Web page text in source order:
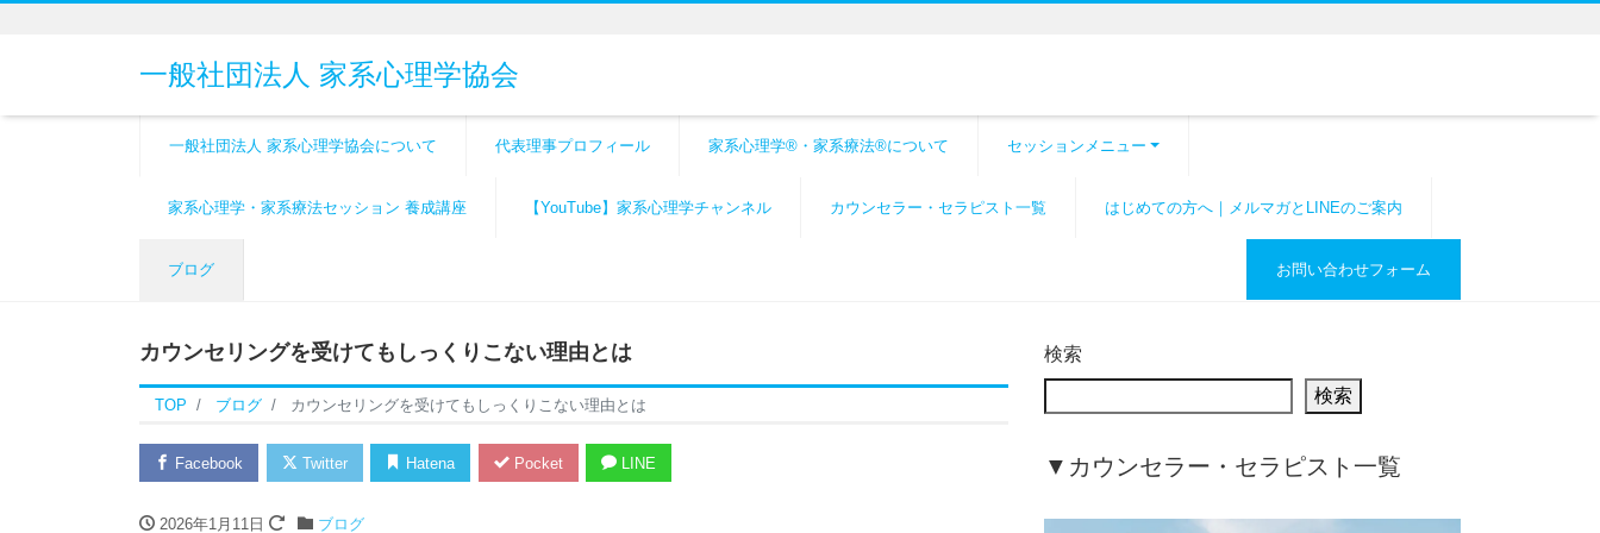
一般社団法人 家系心理学協会
一般社団法人 家系心理学協会について 代表理事プロフィール 家系心理学®・家系療法®について セッションメニュー
家系心理学・家系療法セッション 養成講座 【YouTube】家系心理学チャンネル カウンセラー・セラピスト一覧 はじめての方へ｜メルマガとLINEのご案内
ブログ お問い合わせフォーム
カウンセリングを受けてもしっくりこない理由とは
TOP ブログ カウンセリングを受けてもしっくりこない理由とは
Facebook Twitter Hatena Pocket LINE
2026年1月11日 ブログ
検索
検索
▼カウンセラー・セラピスト一覧